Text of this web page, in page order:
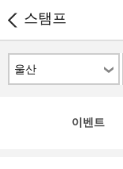
스탬프
울산
이벤트